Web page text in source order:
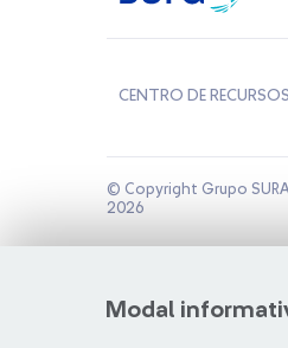
Modal
CENTRO DE RECURSOS
© Copyright Grupo
2026